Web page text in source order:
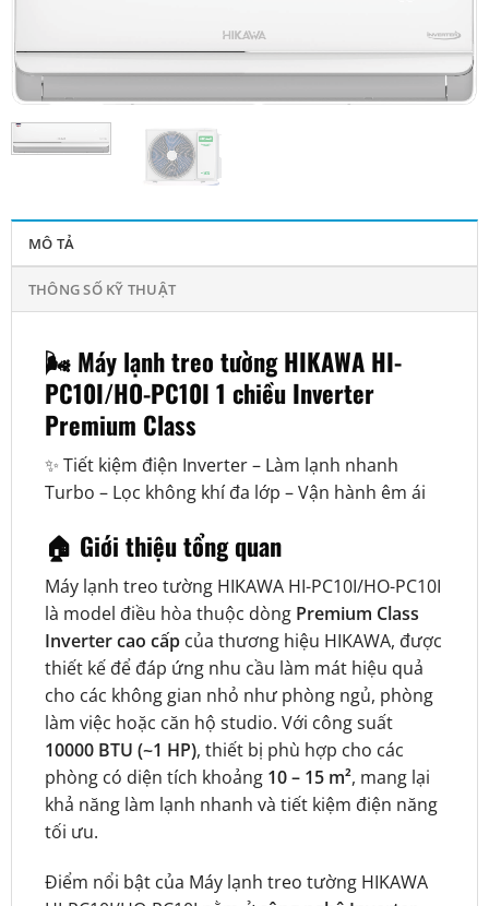
MÔ TẢ
THÔNG SỐ KỸ THUẬT
🌬️ Máy lạnh treo tường HIKAWA HI-
PC10I/HO-PC10I 1 chiều Inverter
Premium Class
✨ Tiết kiệm điện Inverter – Làm lạnh nhanh
Turbo – Lọc không khí đa lớp – Vận hành êm ái
🏠 Giới thiệu tổng quan
Máy lạnh treo tường HIKAWA HI-PC10I/HO-PC10I
là model điều hòa thuộc dòng Premium Class
Inverter cao cấpcủa thương hiệu HIKAWA, được
thiết kế để đáp ứng nhu cầu làm mát hiệu quả
cho các không gian nhỏ như phòng ngủ, phòng
làm việc hoặc căn hộ studio. Với công suất
10000 BTU (~1 HP), thiết bị phù hợp cho các
phòng có diện tích khoảng 10 – 15 m², mang lại
khả năng làm lạnh nhanh và tiết kiệm điện năng
tối ưu.
Điểm nổi bật của Máy lạnh treo tường HIKAWA